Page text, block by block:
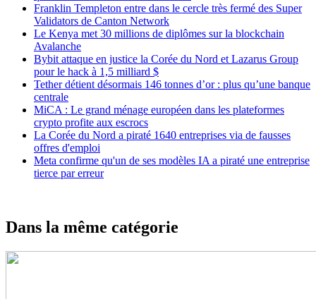
Franklin Templeton entre dans le cercle très fermé des Super
Validators de Canton Network
Le Kenya met 30 millions de diplômes sur la blockchain
Avalanche
Bybit attaque en justice la Corée du Nord et Lazarus Group
pour le hack à 1,5 milliard $
Tether détient désormais 146 tonnes d’or : plus qu’une banque
centrale
MiCA : Le grand ménage européen dans les plateformes
crypto profite aux escrocs
La Corée du Nord a piraté 1640 entreprises via de fausses
offres d'emploi
Meta confirme qu'un de ses modèles IA a piraté une entreprise
tierce par erreur
Dans la même catégorie